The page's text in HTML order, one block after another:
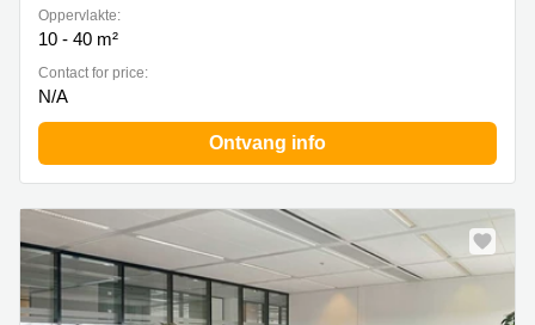
Oppervlakte:
10 - 40 m²
Contact for price:
N/A
Ontvang info